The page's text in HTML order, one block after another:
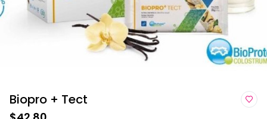
Biopro + Tect